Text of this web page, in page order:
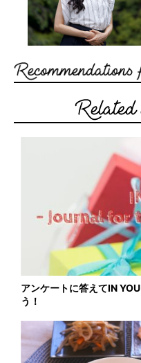
アンケートに答えてIN
う！